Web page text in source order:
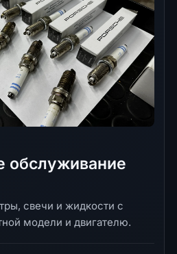
обслуживание
свечи и жидкости с
модели и двигателю.